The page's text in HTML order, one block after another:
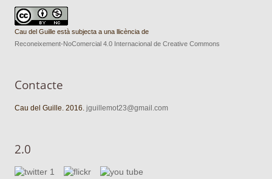
Cau del Guille està subjecta a una llicència de
Reconeixement-NoComercial 4.0 Internacional de Creative Commons
Contacte
Cau del Guille. 2016.jguillemot23@gmail.com
2.0